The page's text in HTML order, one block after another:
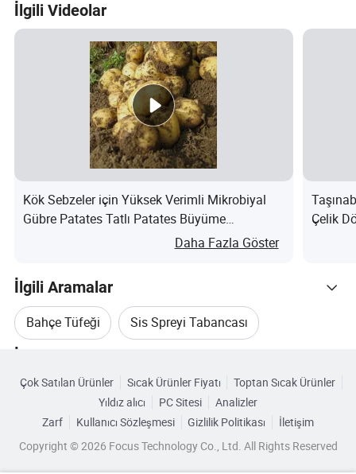
satış ve servis işlemleri yapan profesyonel bir şirkettir.
Hefei City, Anhui bölgesinde, kolay ulaşım imkanı ile
konumdayız. Katı kalite kontrolü ve özenli müşteri hizmeti
için özel olarak tasarlanmış deneyimli çalışanlarımız,
gereksinimlerinizi, profesyonel ürünlerinizi tartışmak ve
tam müşteri memnuniyeti sağlamak için her zaman
mevcuttur. Ürünlerimiz Güney Kore, Vietnam, Tayland,
Endonezya, Güney Asya, İngiltere, Almanya, Polonya,
ABD, Avrupa, Kuzey Amerika gibi ülke ve bölgelerdeki
müşterilere ihraç edilmektedir. ANHUI Fulaier ,
profesyonel tarım, seralar, manzaralar ve madencilik gibi
zinciri özellikleriyle hassas sulama çözümleri sunar.
Sulama, dış mekan aydınlatması ve özel kalıplama
endüstrileri için yüksek kalite sağlayarak tasarlarken
önünde bulunduruyoruz Kalite, verimli çözümler. Yerleşim
alanlarından stadyumlara, ulusal işaretlere, tema parkları,
şehir parkları, ticari kompleksler, oteller ve belediye
binaları, farklı ürünlerimiz her yerde görülebilir. New York,
İlgili Videolar
Kök Sebzeler için Yüksek Verimli Mikrobiyal
Gübre Patates Tatlı Patates Büyüme
Daha Fazla Göster
Çelik
İlgili Aramalar
Bahçe Tüfeği Sis Spreyi Tabancası
El Su Tabancası Tetik Tabancası
Kategorilere Göre Gözat
Çok Satılan Ürünler Sıcak Ürünler Fiyatı
Toptan Sıcak Ürünler
Yıldız alıcı
PC Sitesi
Analizler
Zarf
Kullanıcı Sözleşmesi Gizlilik Politikası
İletişim
Copyright © 2026 Focus Technology Co., Ltd. All Rights Reserved